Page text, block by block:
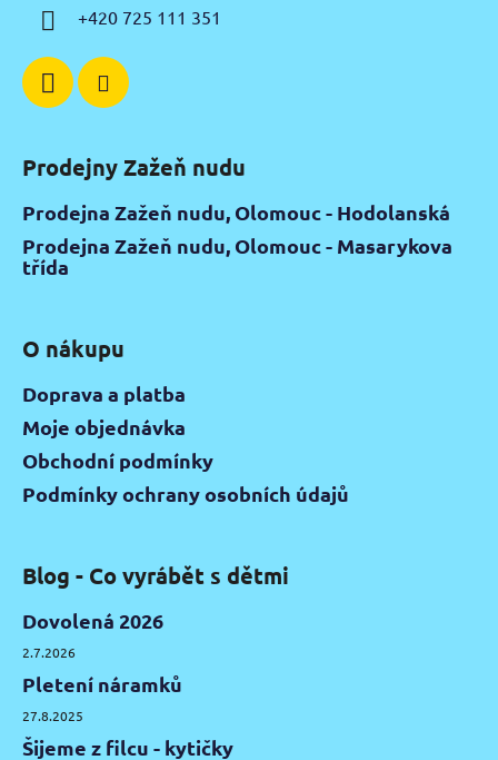
+420 725 111 351
Prodejny Zažeň nudu
Prodejna Zažeň nudu, Olomouc - Hodolanská
Prodejna Zažeň nudu, Olomouc - Masarykova
třída
O nákupu
Doprava a platba
Moje objednávka
Obchodní podmínky
Podmínky ochrany osobních údajů
Blog - Co vyrábět s dětmi
Dovolená 2026
2.7.2026
Pletení náramků
27.8.2025
Šijeme z filcu - kytičky